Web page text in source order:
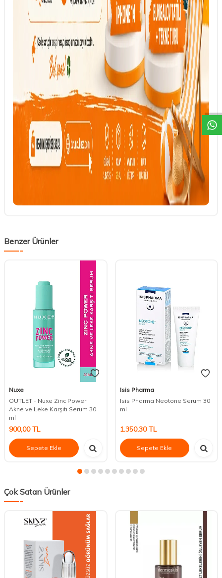
DESTEK
Benzer Ürünler
Nuxe
OUTLET - Nuxe Zinc Power
Akne ve Leke Karşıtı Serum 30
ml
900,00TL
Sepete Ekle
Isis Pharma
Isis Pharma Neotone Serum 30
ml
1.350,30TL
Sepete Ekle
Çok Satan Ürünler